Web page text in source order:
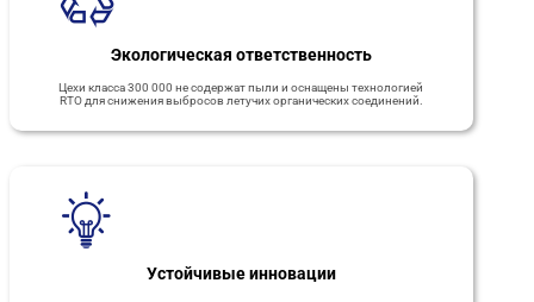
Экологическая ответственность
Цехи класса 300 000 не содержат пыли и оснащены технологией
RTO для снижения выбросов летучих органических соединений.
Устойчивые инновации